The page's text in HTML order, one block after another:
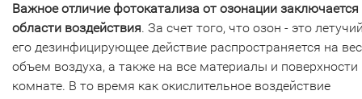
Важное отличие фотокатализа от озонации заключается
области воздействия. За счет того, что озон - это
его дезинфицирующее действие распространяется на
объем воздуха, а также на все материалы и поверхности
комнате. В то время как окислительное воздействие